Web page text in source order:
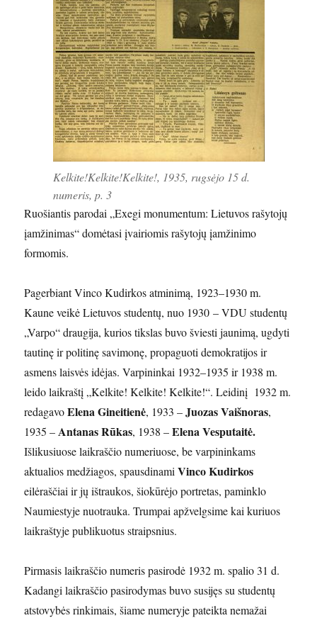
Kelkite!Kelkite!Kelkite!, 1935, rugsėjo 15 d.
numeris, p. 3
Ruošiantis parodai „Exegi monumentum: Lietuvos rašytojų
įamžinimas“ domėtasi įvairiomis rašytojų įamžinimo
formomis.
Pagerbiant Vinco Kudirkos atminimą, 1923–1930 m.
Kaune veikė Lietuvos studentų, nuo 1930 – VDU studentų
„Varpo“ draugija, kurios tikslas buvo šviesti jaunimą, ugdyti
tautinę ir politinę savimonę, propaguoti demokratijos ir
asmens laisvės idėjas. Varpininkai 1932–1935 ir 1938 m.
leido laikraštį „Kelkite! Kelkite! Kelkite!“. Leidinį 1932 m.
redagavoElena Gineitienė, 1933 –Juozas Vaišnoras,
1935 – Antanas Rūkas, 1938 –Elena Vesputaitė.
Išlikusiuose laikraščio numeriuose, be varpininkams
aktualios medžiagos, spausdinamiVinco Kudirkos
eilėraščiai ir jų ištraukos, šiokūrėjo portretas, paminklo
Naumiestyje nuotrauka. Trumpai apžvelgsime kai kuriuos
laikraštyje publikuotus straipsnius.
Pirmasis laikraščio numeris pasirodė 1932 m. spalio 31 d.
Kadangi laikraščio pasirodymas buvo susijęs su studentų
atstovybės rinkimais, šiame numeryje pateikta nemažai